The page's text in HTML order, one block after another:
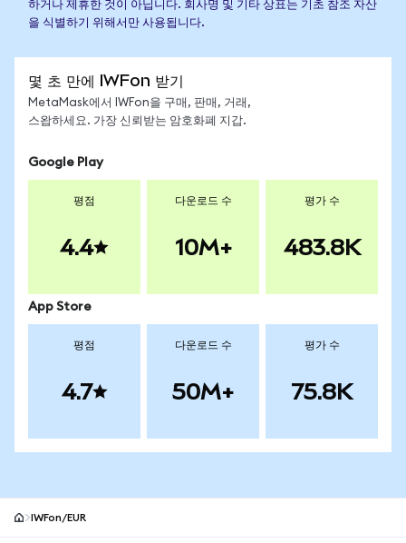
하거나 제휴한 것이 아닙니다. 회사명 및 기타 상표는 기초 참조 자산
을 식별하기 위해서만 사용됩니다.
몇 초 만에 IWFon 받기
MetaMask에서 IWFon을 구매, 판매, 거래,
스왑하세요. 가장 신뢰받는 암호화폐 지갑.
Google Play
평점
4.4
다운로드 수
10M+
평가 수
483.8K
App Store
평점
4.7
다운로드 수
50M+
평가 수
75.8K
IWFon/EUR